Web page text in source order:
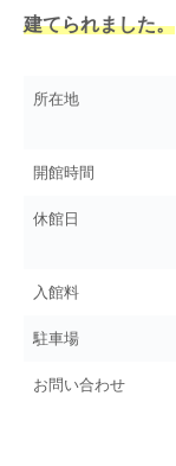
建てられました。
所在地
開館時間
休館日
入館料
駐車場
お問い合わせ